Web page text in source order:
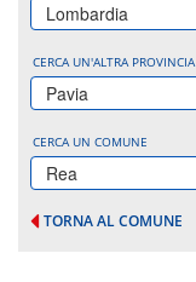
Lombardia
CERCA UN'ALTRA PROVINCIA
Pavia
CERCA UN COMUNE
Rea
TORNA AL COMUNE